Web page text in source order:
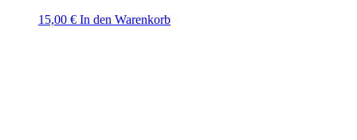
15,00 € In den Warenkorb